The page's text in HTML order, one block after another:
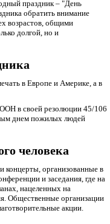
праздник – "День
обратить внимание
возрастов, общими
долгой, но и
в Европе и Америке, а в
ООН в своей резолюции 45/106
днем пожилых людей
человека
концерты, организованные в
и заседания, где на
нацеленных на
Общественные организации
акции.